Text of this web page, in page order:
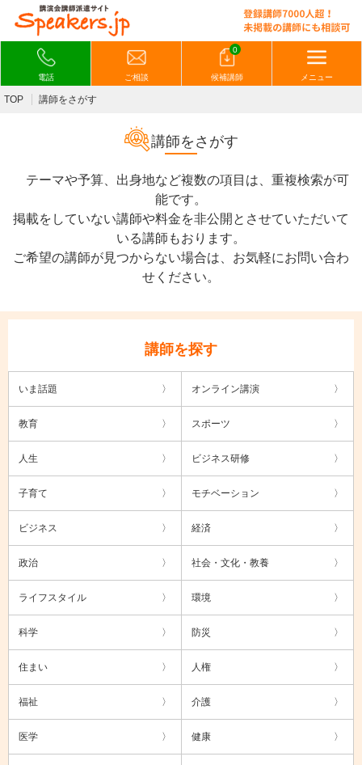
電話 ご相談
0
候補講師 メニュー
TOP 講師をさがす
講師をさがす
テーマや予算、出身地など複数の項目は、重複検索が可
能です。
掲載をしていない講師や料金を非公開とさせていただいて
いる講師もおります。
ご希望の講師が見つからない場合は、お気軽にお問い合わ
せください。
講師を探す
いま話題 オンライン講演
教育 スポーツ
人生 ビジネス研修
子育て モチベーション
ビジネス 経済
政治 社会・文化・教養
ライフスタイル 環境
科学 防災
住まい 人権
福祉 介護
医学 健康